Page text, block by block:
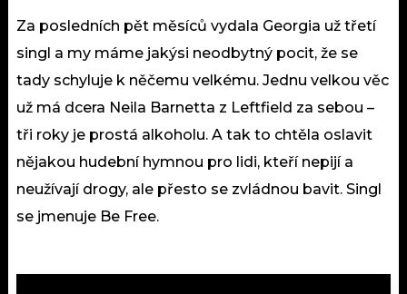
Za posledních pět měsíců vydala Georgia už třetí
singl a my máme jakýsi neodbytný pocit, že se
tady schyluje k něčemu velkému. Jednu velkou věc
už má dcera Neila Barnetta z Leftfield za sebou –
tři roky je prostá alkoholu. A tak to chtěla oslavit
nějakou hudební hymnou pro lidi, kteří nepijí a
neužívají drogy, ale přesto se zvládnou bavit. Singl
se jmenuje Be Free.